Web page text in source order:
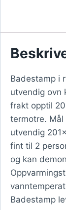
Badestamp i
utvendig ovn
frakt opptil
termotre. Mål
utvendig
fint til 2
og kan
Badestamp